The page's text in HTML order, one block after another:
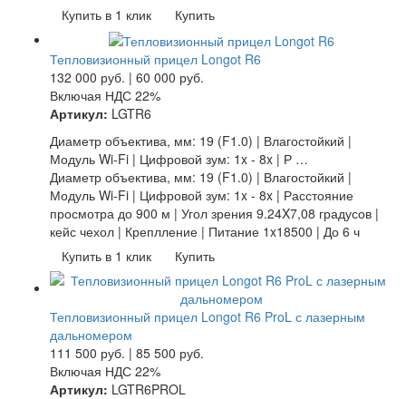
Купить в 1 клик
Купить
Тепловизионный прицел Longot R6
132 000 руб. | 60 000 руб.
Включая НДС 22%
Артикул: LGTR6
Диаметр объектива, мм: 19 (F1.0) | Влагостойкий |
Модуль Wi-Fi | Цифровой зум: 1x - 8x | Р …
Диаметр объектива, мм: 19 (F1.0) | Влагостойкий |
Модуль Wi-Fi | Цифровой зум: 1x - 8x | Расстояние
просмотра до 900 м | Угол зрения 9.24X7,08 градусов |
кейс чехол | Креплление | Питание 1x18500 | До 6 ч
Купить в 1 клик
Купить
Тепловизионный прицел Longot R6 ProL с лазерным
дальномером
111 500 руб. | 85 500 руб.
Включая НДС 22%
Артикул: LGTR6PROL